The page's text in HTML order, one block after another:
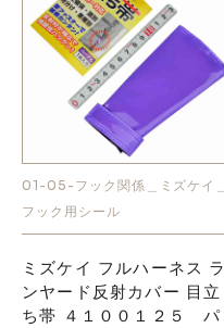
01-05-フック関係＿ミズケイ＿
フック用シール
ミズケイ フルハーネス ラ
ンヤード反射カバー 目立
ち帯 ４１００１２５ パ